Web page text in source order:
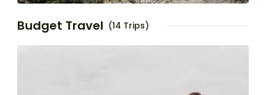
Budget Travel (14 Trips)